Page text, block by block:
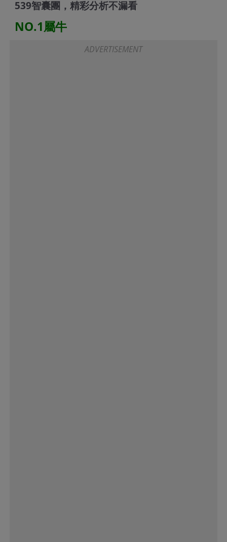
539智囊團，精彩分析不漏看
NO.1屬牛